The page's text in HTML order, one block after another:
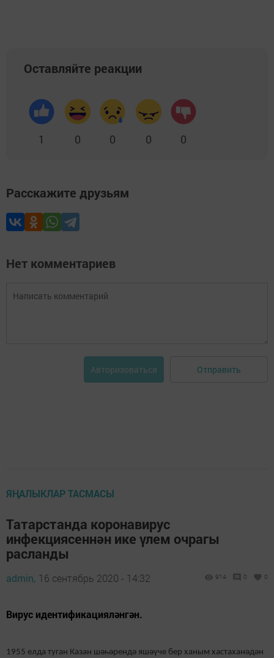
Оставляйте реакции
1 0 0 0 0
Расскажите друзьям
Нет комментариев
Авторизоваться Отправить
ЯҢАЛЫКЛАР ТАСМАСЫ
Татарстанда коронавирус
инфекциясеннән ике үлем очрагы
расланды
admin, 16 сентябрь 2020 - 14:32 914 0 0
Вирус идентификацияләнгән.
1955 елда туган Казан шәһәрендә яшәүче бер ханым хастаханәдән